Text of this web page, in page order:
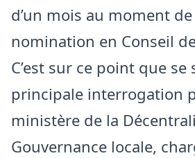
d’un mois au moment de
nomination en Conseil
C’est sur ce point que se
principale interrogation
ministère de la
Gouvernance locale,